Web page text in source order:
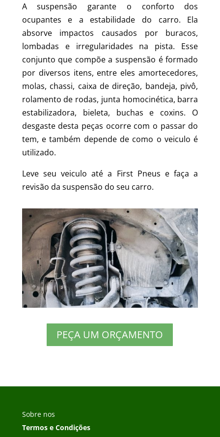
A suspensão garante o conforto dos
ocupantes e a estabilidade do carro. Ela
absorve impactos causados por buracos,
lombadas e irregularidades na pista. Esse
conjunto que compõe a suspensão é formado
por diversos itens, entre eles amortecedores,
molas, chassi, caixa de direção, bandeja, pivô,
rolamento de rodas, junta homocinética, barra
estabilizadora, bieleta, buchas e coxins. O
desgaste desta peças ocorre com o passar do
tem, e também depende de como o veiculo é
utilizado.
Leve seu veiculo até a First Pneus e faça a
revisão da suspensão do seu carro.
PEÇA UM ORÇAMENTO
Sobre nos
Termos e Condições